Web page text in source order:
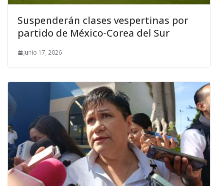
Suspenderán clases vespertinas por
partido de México-Corea del Sur
junio 17, 2026